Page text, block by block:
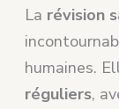
La révision
humaines.
réguliers,